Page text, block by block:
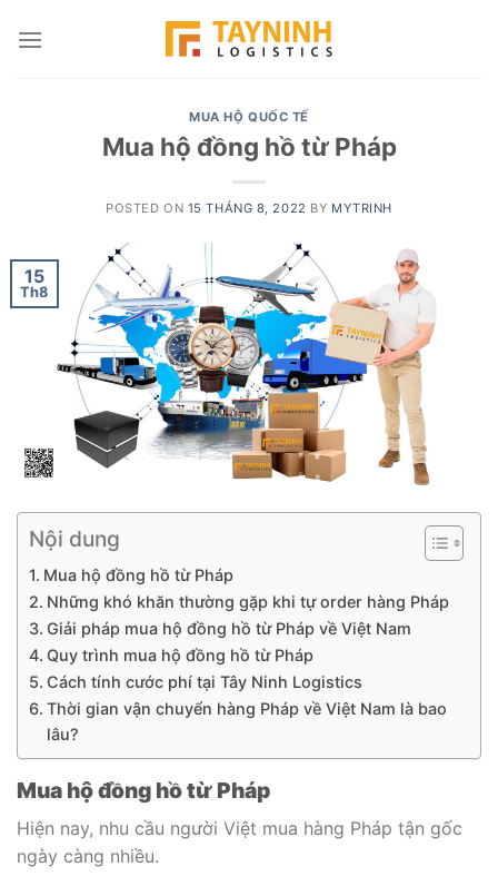
MUA HỘ QUỐC TẾ
Mua hộ đồng hồ từ Pháp
POSTED ON 15 THÁNG 8, 2022 BY MYTRINH
15
Th8
Nội dung
Mua hộ đồng hồ từ Pháp
Những khó khăn thường gặp khi tự order hàng Pháp
Giải pháp mua hộ đồng hồ từ Pháp về Việt Nam
Quy trình mua hộ đồng hồ từ Pháp
Cách tính cước phí tại Tây Ninh Logistics
Thời gian vận chuyển hàng Pháp về Việt Nam là bao
lâu?
Mua hộ đồng hồ từ Pháp
Hiện nay, nhu cầu người Việt mua hàng Pháp tận gốc
ngày càng nhiều.